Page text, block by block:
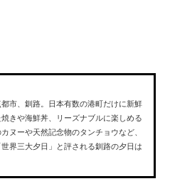
市、釧路。日本有数の港町だけに新鮮
きや海鮮丼、リーズナブルに楽しめる
ヌーや天然記念物のタンチョウなど、
界三大夕日」と評される釧路の夕日は